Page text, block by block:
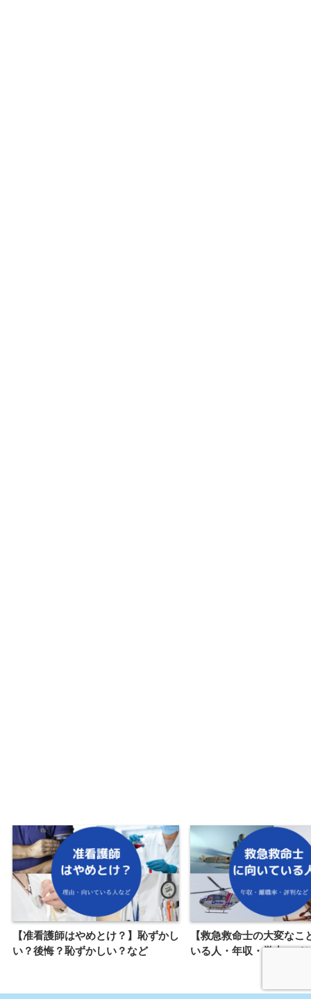
【准看護師はやめとけ？】恥ずかし
い？後悔？恥ずかしい？など
【救急救命士の大変なこ
いる人・年収・学力・メ